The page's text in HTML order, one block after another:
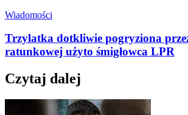
Wiadomości
Trzylatka dotkliwie pogryziona
ratunkowej użyto śmigłowca LPR
Czytaj dalej